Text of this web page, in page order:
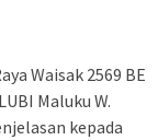
Waisak 2569 BE
Maluku W.
kepada